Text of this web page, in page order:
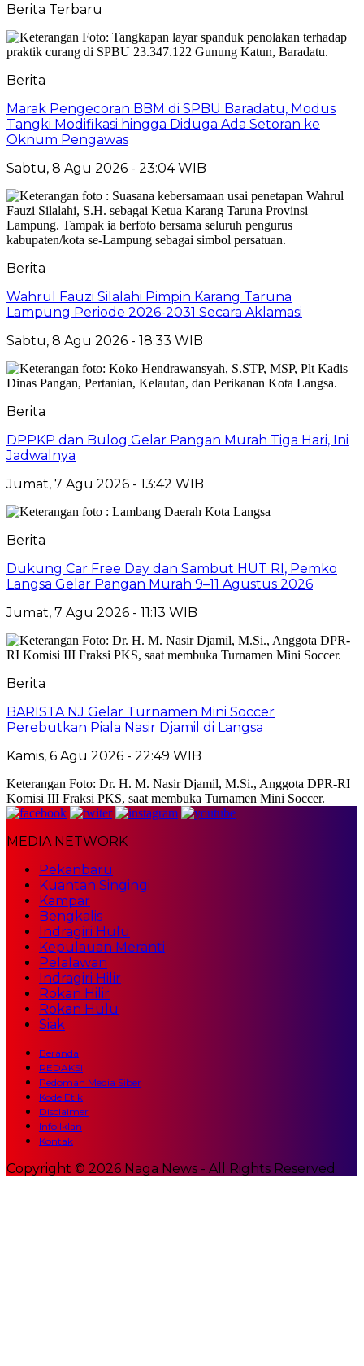
Berita Terbaru
Berita
Marak Pengecoran BBM di SPBU Baradatu, Modus
Tangki Modifikasi hingga Diduga Ada Setoran ke
Oknum Pengawas
Sabtu, 8 Agu 2026 - 23:04 WIB
Berita
Wahrul Fauzi Silalahi Pimpin Karang Taruna
Lampung Periode 2026-2031 Secara Aklamasi
Sabtu, 8 Agu 2026 - 18:33 WIB
Berita
DPPKP dan Bulog Gelar Pangan Murah Tiga Hari, Ini
Jadwalnya
Jumat, 7 Agu 2026 - 13:42 WIB
Berita
Dukung Car Free Day dan Sambut HUT RI, Pemko
Langsa Gelar Pangan Murah 9–11 Agustus 2026
Jumat, 7 Agu 2026 - 11:13 WIB
Berita
BARISTA NJ Gelar Turnamen Mini Soccer
Perebutkan Piala Nasir Djamil di Langsa
Kamis, 6 Agu 2026 - 22:49 WIB
Keterangan Foto: Dr. H. M. Nasir Djamil, M.Si., Anggota DPR-RI
Komisi III Fraksi PKS, saat membuka Turnamen Mini Soccer.
MEDIA NETWORK
Pekanbaru
Kuantan Singingi
Kampar
Bengkalis
Indragiri Hulu
Kepulauan Meranti
Pelalawan
Indragiri Hilir
Rokan Hilir
Rokan Hulu
Siak
Beranda
REDAKSI
Pedoman Media Siber
Kode Etik
Disclaimer
Info Iklan
Kontak
Copyright © 2026 Naga News - All Rights Reserved